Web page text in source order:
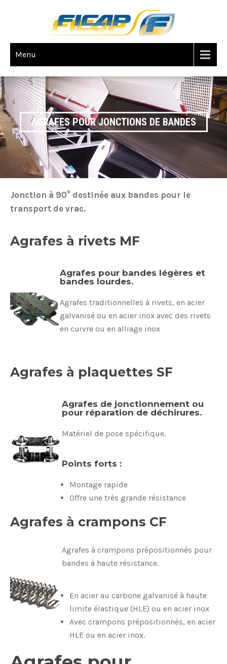
Menu
AGRAFES POUR JONCTIONS DE BANDES
Jonction à 90° destinée aux bandes pour le
transport de vrac.
Agrafes à rivets MF
Agrafes pour bandes légères et
bandes lourdes.
Agrafes traditionnelles à rivets, en acier
galvanisé ou en acier inox avec des rivets
en cuivre ou en alliage inox
Agrafes à plaquettes SF
Agrafes de jonctionnement ou
pour réparation de déchirures.
Matériel de pose spécifique.
Points forts :
Montage rapide
Offre une très grande résistance
Agrafes à crampons CF
Agrafes à crampons prépositionnés pour
bandes à haute résistance.
En acier au carbone galvanisé à haute
limite élastique (HLE) ou en acier inox
Avec crampons prépositionnés, en acier
HLE ou en acier inox.